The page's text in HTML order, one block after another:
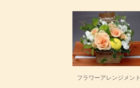
フラワーアレンジメント